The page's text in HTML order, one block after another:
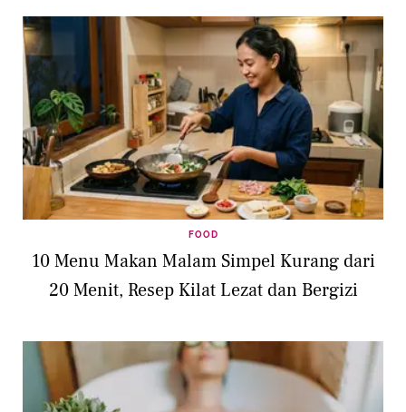
FOOD
10 Menu Makan Malam Simpel Kurang dari
20 Menit, Resep Kilat Lezat dan Bergizi